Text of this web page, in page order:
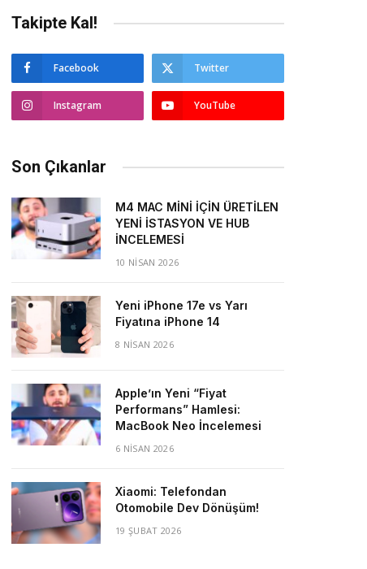
Takipte Kal!
Facebook Twitter
Instagram YouTube
Son Çıkanlar
M4 MAC MİNİ İÇİN ÜRETİLEN
YENİ İSTASYON VE HUB
İNCELEMESİ
10 NISAN 2026
Yeni iPhone 17e vs Yarı
Fiyatına iPhone 14
8 NISAN 2026
Apple’ın Yeni “Fiyat
Performans” Hamlesi:
MacBook Neo İncelemesi
6 NISAN 2026
Xiaomi: Telefondan
Otomobile Dev Dönüşüm!
19 ŞUBAT 2026